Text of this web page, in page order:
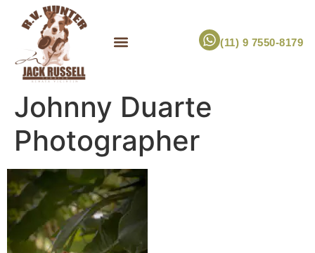
(11) 9 7550-8179
Johnny Duarte
Photographer